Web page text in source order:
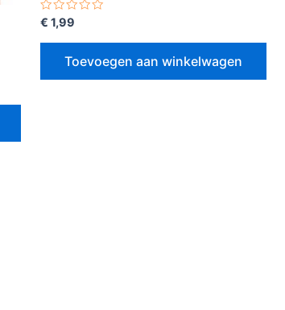
Gewaardeerd
uit
€ 1,99
Toevoegen aan winkelwagen